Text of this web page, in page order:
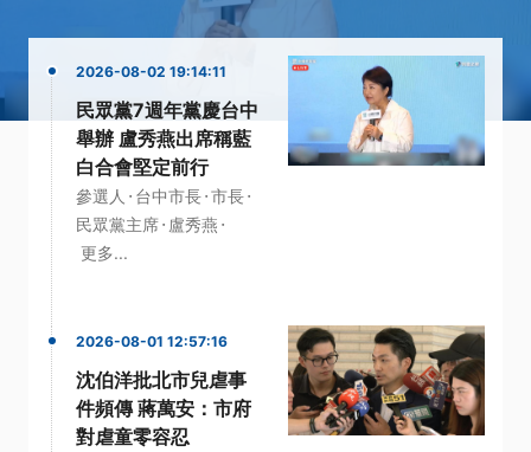
2026-08-02 19:14:11
民眾黨7週年黨慶台中
舉辦 盧秀燕出席稱藍
白合會堅定前行
參選人 · 台中市長·市長·
民眾黨主席· 盧秀燕 ·
更多...
2026-08-01 12:57:16
沈伯洋批北市兒虐事
件頻傳 蔣萬安：市府
對虐童零容忍